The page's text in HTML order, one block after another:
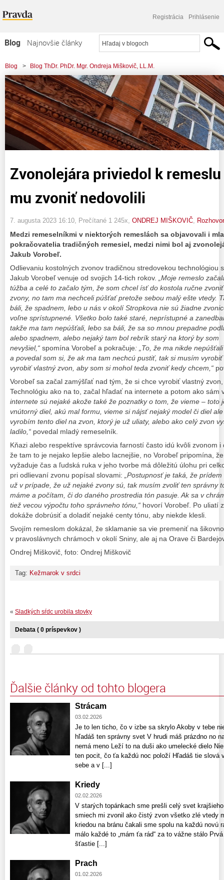
Registrácia Prihlásenie
Blog
Najnovšie články
Najčítanejšie články
Najkomentovanejšie články
Zoznam blogov
Komerčné blogy
Blog > Blog ThDr. PhDr. Mgr. Ondreja Miškovič, LL.M.
> Zvonolejára priviedol k remeslu moment, kedy mu zvoniť nedovolili
Zvonolejára priviedol k
mu zvoniť nedovolili
7. augusta 2023 16:10 , Prečítané 1 245x, ONDREJ MIŠKOVIČ
Medzi remeselníkmi v niektorých remeslách sa objavovali i
pokračovatelia tradičných remesiel, medzi nimi bol aj
Jakub Vorobeľ.
Odlievaniu kostolných zvonov tradičnou stredovekou technológiou
Jakub Vorobeľ venuje od svojich 14-tich rokov.
„Moje remeslo
túžba a celé to začalo tým, že som chcel ísť do kostola ručne
zvony, no tam ma nechceli púšťať pretože sebou malý ešte vtedy.
báli, že spadnem, lebo u nás v okolí Stropkova nie sú žiadne
voľne sprístupnené. Všetko bolo také staré, neprístupné a
takže ma tam nepúšťali, lebo sa báli, že sa so mnou prepadne
alebo spadnem, alebo nejaký tam bol rebrík starý na ktorý by som
nevyšiel,“ spomína Vorobeľ a pokračuje: „To, že ma nikde
a povedal som si, že ak ma tam nechcú pustiť, tak si musím
vyrobiť vlastný zvon, aby som si mohol teda zvoniť kedy chcem,“
Vorobeľ sa začal zamýšľať nad tým, že si chce vyrobiť vlastný
Technológiu ako na to, začal hľadať na internete a potom ako sám
internete sú nejaké akože také že poznatky o tom, že vieme – toto
vnútorný diel, akú mal formu, vieme si nájsť nejaký model či diel
vyrobím tento diel na zvon, ktorý je už uliaty, alebo ako celý zvon
ladilo,“ povedal mladý remeselník.
Kňazi alebo respektíve správcovia farností často idú kvôli zvonom
že tam to je nejako lepšie alebo lacnejšie, no Vorobeľ pripomína,
vyžaduje čas a ľudská ruka v jeho tvorbe má dôležitú úlohu pri
pri odlievaní zvonu popísal slovami:
„Postupnosť je taká, že
už v prípade, že už nejaké zvony sú, tak musím zvoliť ten správny
máme a počítam, či do daného prostredia tón pasuje. Ak sa v
tiež vecou výpočtu toho správneho tónu,“ hovorí Vorobeľ. Po uliatí
dokáže dobrúsiť a doladiť nejaké centy tónu, aby niekde klesli.
Svojím remeslom dokázal, že sklamanie sa vie premeniť na
v pravoslávnych chrámoch v okolí Sniny, ale aj na Orave či
Ondrej Miškovič, foto: Ondrej Miškovič
Tag: Kežmarok v srdci
« Sladkých sŕdc urobila stovky
Debata ( 0 príspevkov )
Ďalšie články od tohto blogera
Strácam
03.02.2026
Je to len ticho, čo v izbe sa skrylo Akoby v tebe
hľadáš ten správny svet V hrudi máš prázdno no
nemá meno Leží to na duši ako umelecké dielo
ten pocit, čo ťa každú noc položí Hľadáš tie slová
sebe a v [...]
Kriedy
02.02.2026
V starých topánkach sme prešli celý svet
smiech mi zvonil ako čistý zvon všetko zlé vtedy
kriedou na bránu čakali sme spolu na každú novú
málo každé to „mám ťa rád“ za to vážne stálo
šťastie [...]
Prach
01.02.2026